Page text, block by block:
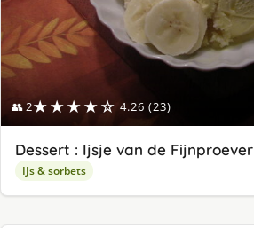
👥 2★★★★☆ 4.26 (23)
Dessert : Ijsje van de Fijnproever
IJs & sorbets